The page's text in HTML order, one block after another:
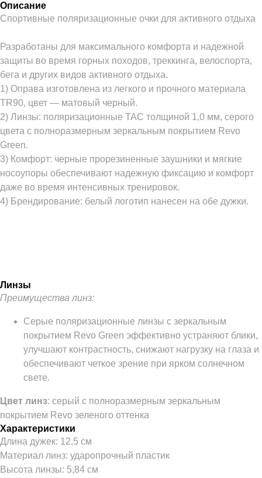
Описание
Спортивные поляризационные очки для активного отдыха
Разработаны для максимального комфорта и надежной
защиты во время горных походов, треккинга, велоспорта,
бега и других видов активного отдыха.
1) Оправа изготовлена из легкого и прочного материала
TR90, цвет — матовый черный.
2) Линзы: поляризационные TAC толщиной 1,0 мм, серого
цвета с полноразмерным зеркальным покрытием Revo
Green.
3) Комфорт: черные прорезиненные заушники и мягкие
носоупоры обеспечивают надежную фиксацию и комфорт
даже во время интенсивных тренировок.
4) Брендирование: белый логотип нанесен на обе дужки.
Линзы
Преимущества линз:
Серые поляризационные линзы с зеркальным
покрытием Revo Green эффективно устраняют блики,
улучшают контрастность, снижают нагрузку на глаза и
обеспечивают четкое зрение при ярком солнечном
свете.
Цвет линз: серый с полноразмерным зеркальным
покрытием Revo зеленого оттенка
Характеристики
Длина дужек: 12,5 см
Материал линз: ударопрочный пластик
Высота линзы: 5,84 см